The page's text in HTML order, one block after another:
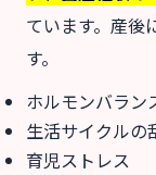
ています。産後
す。
ホルモンバラン
生活サイクルの
育児ストレス